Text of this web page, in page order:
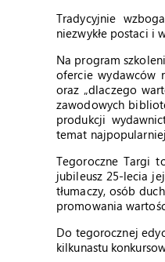
Tradycyjnie
niezwykłe postaci i
Na program
ofercie wydawców
oraz „dlaczego
zawodowych
produkcji
temat
Tegoroczne Targi
jubileusz 25-lecia
tłumaczy, osób
promowania
Do tegorocznej
kilkunastu